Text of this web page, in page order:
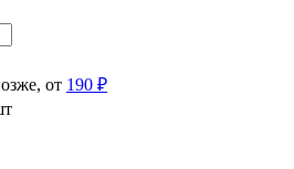
от 190 ₽